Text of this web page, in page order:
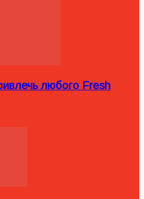
любого Fresh